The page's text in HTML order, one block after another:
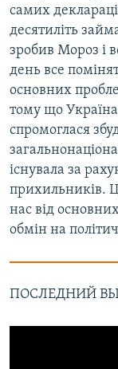
самих
десятиліть
зробив Мороз і
день все
основних
тому що
спромоглася
існувала за
прихильників.
нас від
обмін на
ПОСЛЕДНИЙ